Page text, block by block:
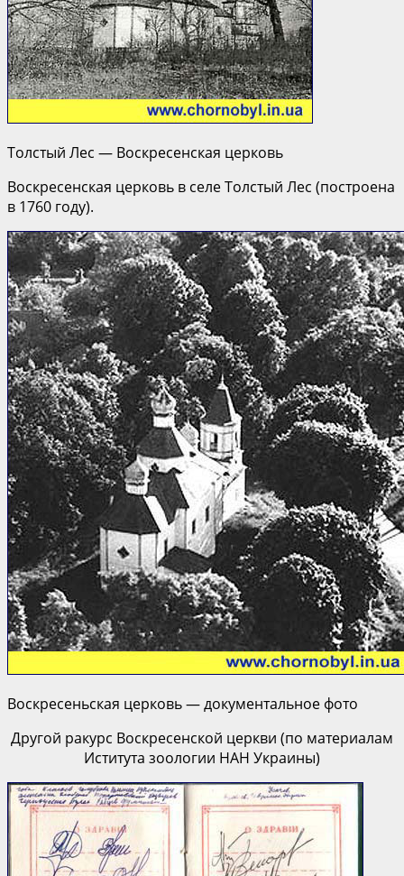
Толстый Лес — Воскресенская церковь
Воскресенская церковь в селе Толстый Лес (построена
в 1760 году).
Воскресеньская церковь — документальное фото
Другой ракурс Воскресенской церкви (по материалам
Иститута зоологии НАН Украины)